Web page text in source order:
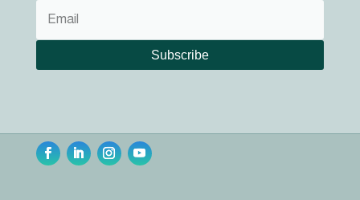
Subscribe